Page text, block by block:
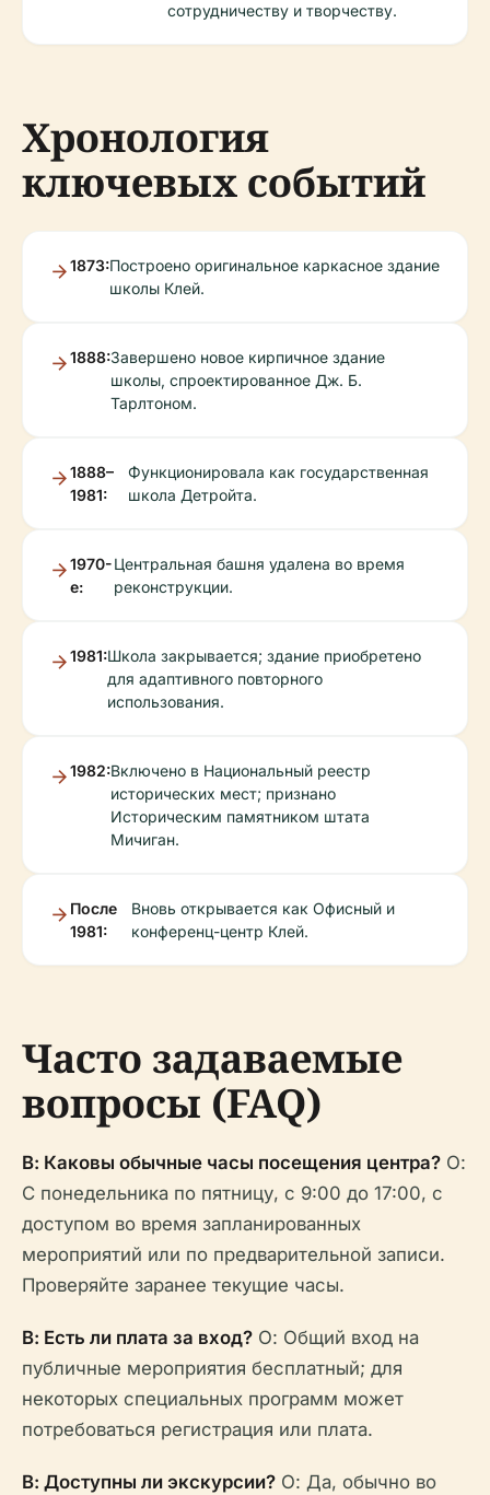
сотрудничеству и творчеству.
Хронология
ключевых событий
1873:Построено оригинальное каркасное здание
школы Клей.
1888:Завершено новое кирпичное здание
школы, спроектированное Дж. Б.
Тарлтоном.
1888–
1981:
Функционировала как государственная
школа Детройта.
1970-
е:
Центральная башня удалена во время
реконструкции.
1981:Школа закрывается; здание приобретено
для адаптивного повторного
использования.
1982:Включено в Национальный реестр
исторических мест; признано
Историческим памятником штата
Мичиган.
После
1981:
Вновь открывается как Офисный и
конференц-центр Клей.
Часто задаваемые
вопросы (FAQ)
В: Каковы обычные часы посещения центра? О:
С понедельника по пятницу, с 9:00 до 17:00, с
доступом во время запланированных
мероприятий или по предварительной записи.
Проверяйте заранее текущие часы.
В: Есть ли плата за вход? О: Общий вход на
публичные мероприятия бесплатный; для
некоторых специальных программ может
потребоваться регистрация или плата.
В: Доступны ли экскурсии? О: Да, обычно во